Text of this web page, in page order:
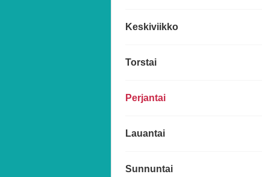
Keskiviikko
Torstai
Perjantai
Lauantai
Sunnuntai